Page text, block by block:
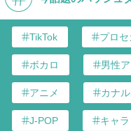
TikTok プロセ
ボカロ 男性
アニメ カナル
J-POP キャ